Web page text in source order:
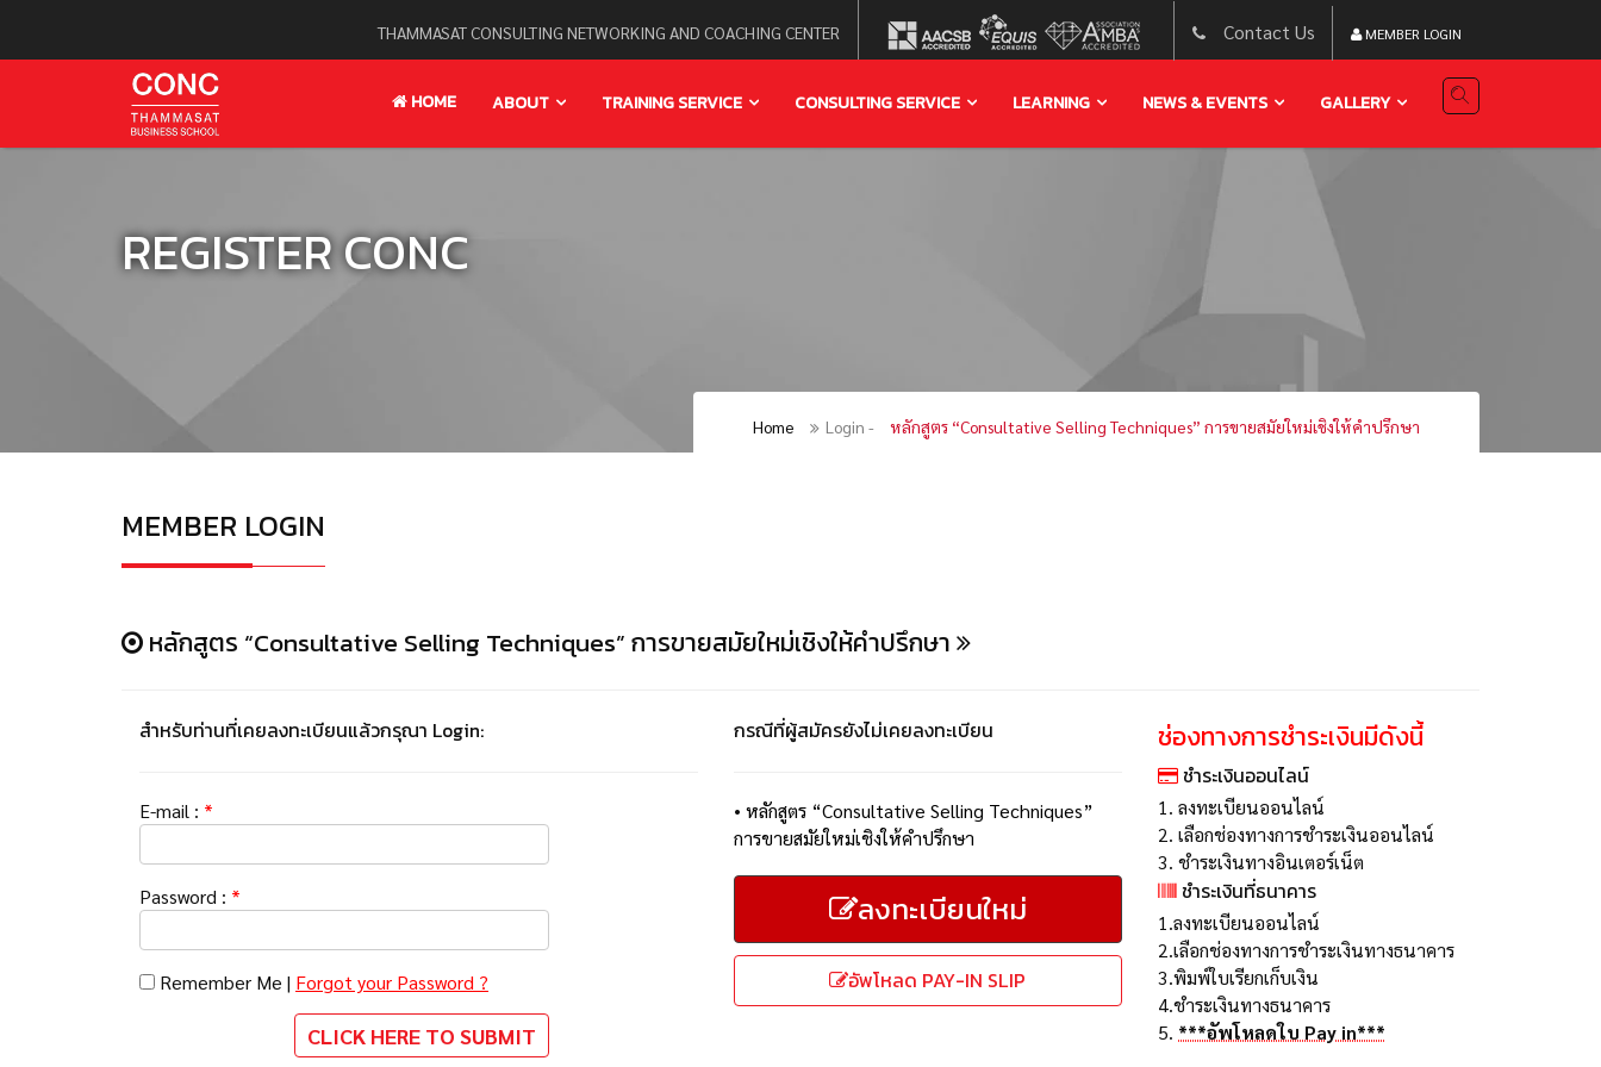
THAMMASAT CONSULTING NETWORKING AND COACHING CENTER Contact Us MEMBER LOGIN
HOME ABOUT TRAINING SERVICE CONSULTING SERVICE LEARNING NEWS & EVENTS GALLERY
REGISTER CONC
Home Login - หลักสูตร “Consultative Selling Techniques” การขายสมัยใหม่เชิงให้คำปรึกษา
MEMBER LOGIN
หลักสูตร “Consultative Selling Techniques” การขายสมัยใหม่เชิงให้คำปรึกษา
สำหรับท่านที่เคยลงทะเบียนแล้วกรุณา Login:
E-mail : *
Password : *
Remember Me | Forgot your Password ?
กรณีที่ผู้สมัครยังไม่เคยลงทะเบียน
• หลักสูตร “Consultative Selling Techniques”
การขายสมัยใหม่เชิงให้คำปรึกษา
ลงทะเบียนใหม่
อัพโหลด PAY-IN SLIP
ช่องทางการชำระเงินมีดังนี้
ชำระเงินออนไลน์
1. ลงทะเบียนออนไลน์
2. เลือกช่องทางการชำระเงินออนไลน์
3. ชำระเงินทางอินเตอร์เน็ต
ชำระเงินที่ธนาคาร
1.ลงทะเบียนออนไลน์
2.เลือกช่องทางการชำระเงินทางธนาคาร
3.พิมพ์ใบเรียกเก็บเงิน
4.ชำระเงินทางธนาคาร
5. ***อัพโหลดใบ Pay in***